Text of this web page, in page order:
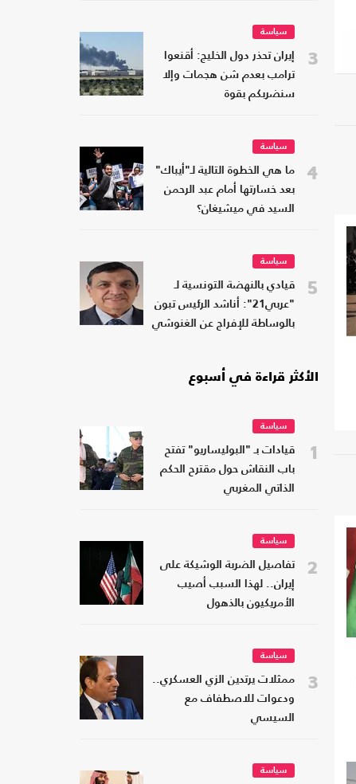
3
سياسة
إيران تحذر دول الخليج: أقنعوا
ترامب بعدم شن هجمات وإلا
سنضربكم بقوة
4
سياسة
ما هي الخطوة التالية لـ"أيباك"
بعد خسارتها أمام عبد الرحمن
السيد في ميشيغان؟
5
سياسة
قيادي بالنهضة التونسية لـ
"عربي21": أناشد الرئيس تبون
بالوساطة للإفراج عن الغنوشي
الأكثر قراءة في أسبوع
1
سياسة
قيادات بـ "البوليساريو" تفتح
باب النقاش حول مقترح الحكم
الذاتي المغربي
2
سياسة
تفاصيل الضربة الوشيكة على
إيران.. لهذا السبب أصيب
الأمريكيون بالذهول
3
سياسة
ممثلات يرتدين الزي العسكري..
ودعوات للاصطفاف مع
السيسي
سياسة